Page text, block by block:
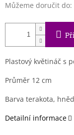
Můžeme doručit do:
Plastový květináč s
Průměr 12 cm
Barva terakota,
Detailní informace